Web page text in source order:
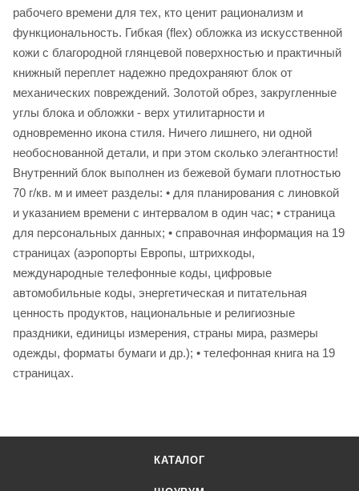
рабочего времени для тех, кто ценит рационализм и
функциональность. Гибкая (flex) обложка из искусственной
кожи с благородной глянцевой поверхностью и практичный
книжный переплет надежно предохраняют блок от
механических повреждений. Золотой обрез, закругленные
углы блока и обложки - верх утилитарности и
одновременно икона стиля. Ничего лишнего, ни одной
необоснованной детали, и при этом сколько элегантности!
Внутренний блок выполнен из бежевой бумаги плотностью
70 г/кв. м и имеет разделы: • для планирования с линовкой
и указанием времени с интервалом в один час; • страница
для персональных данных; • справочная информация на 19
страницах (аэропорты Европы, штрихкоды,
международные телефонные коды, цифровые
автомобильные коды, энергетическая и питательная
ценность продуктов, национальные и религиозные
праздники, единицы измерения, страны мира, размеры
одежды, форматы бумаги и др.); • телефонная книга на 19
страницах.
КАТАЛОГ